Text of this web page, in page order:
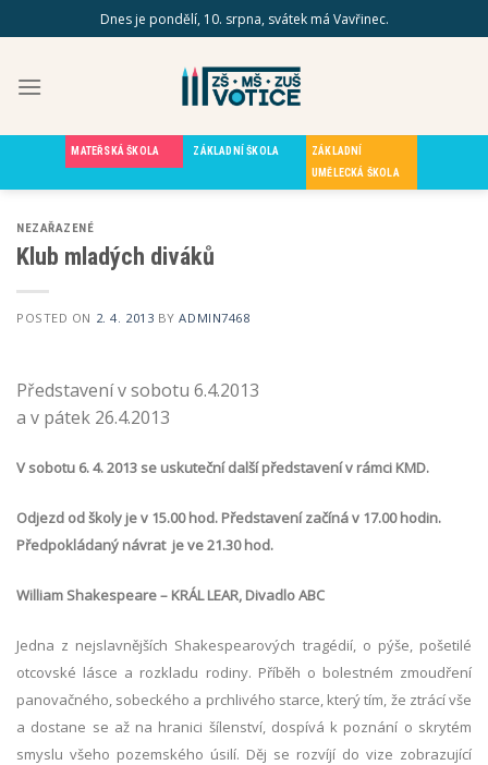
to
Dnes je pondělí, 10. srpna, svátek má Vavřinec.
MATEŘSKÁ ŠKOLA ZÁKLADNÍ ŠKOLA
ZÁKLADNÍ
UMĚLECKÁ ŠKOLA
NEZAŘAZENÉ
Klub mladých diváků
POSTED ON 2. 4. 2013 BYADMIN7468
Představení v sobotu 6.4.2013
a v pátek 26.4.2013
V sobotu 6. 4. 2013 se uskuteční další představení v rámci KMD.
Odjezd od školy je v 15.00 hod. Představení začíná v 17.00 hodin.
Předpokládaný návrat je ve 21.30 hod.
William Shakespeare – KRÁL LEAR, Divadlo ABC
Jedna z nejslavnějších Shakespearových tragédií, o pýše, pošetilé
otcovské lásce a rozkladu rodiny. Příběh o bolestném zmoudření
panovačného, sobeckého a prchlivého starce, který tím, že ztrácí vše
a dostane se až na hranici šílenství, dospívá k poznání o skrytém
smyslu všeho pozemského úsilí. Děj se rozvíjí do vize zobrazující